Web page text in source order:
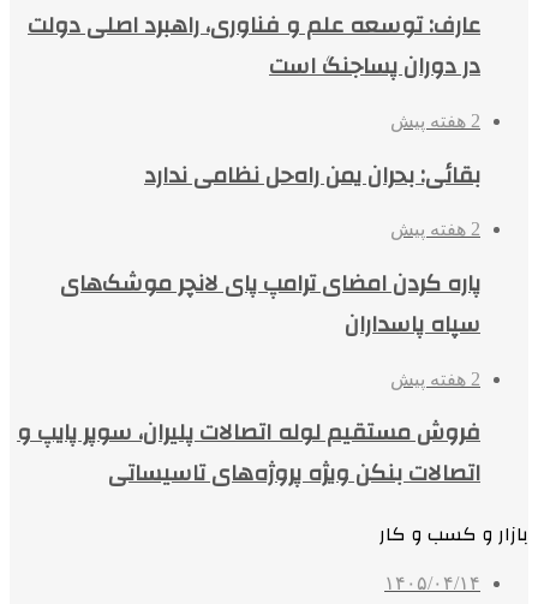
عارف: توسعه علم و فناوری، راهبرد اصلی دولت
در دوران پساجنگ است
2 هفته پیش
بقائی: بحران یمن راه‌حل نظامی ندارد
2 هفته پیش
پاره کردن امضای ترامپ پای لانچر موشک‌های
سپاه پاسداران
2 هفته پیش
فروش مستقیم لوله اتصالات پلیران، سوپر پایپ و
اتصالات بنکن ویژه پروژه‌های تاسیساتی
بازار و کسب و کار
۱۴۰۵/۰۴/۱۴